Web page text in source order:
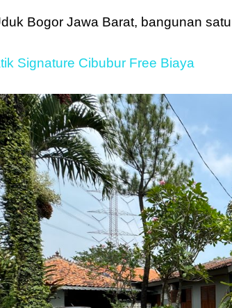
Bogor Jawa Barat, bangunan
Signature Cibubur Free Biaya